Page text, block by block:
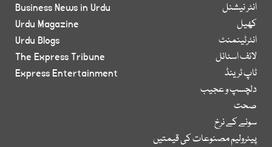
انٹر نیشنل
کھیل
انٹرٹینمنٹ
لائف اسٹائل
ٹاپ ٹرینڈ
دلچسپ و عجیب
صحت
سونے کے نرخ
پیٹرولیم مصنوعات کی قیمتیں
Business News in Urdu
Urdu Magazine
Urdu Blogs
The Express Tribune
Express Entertainment